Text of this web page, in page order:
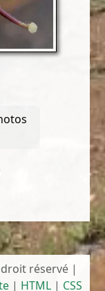
droit réservé |
| HTML| CSS